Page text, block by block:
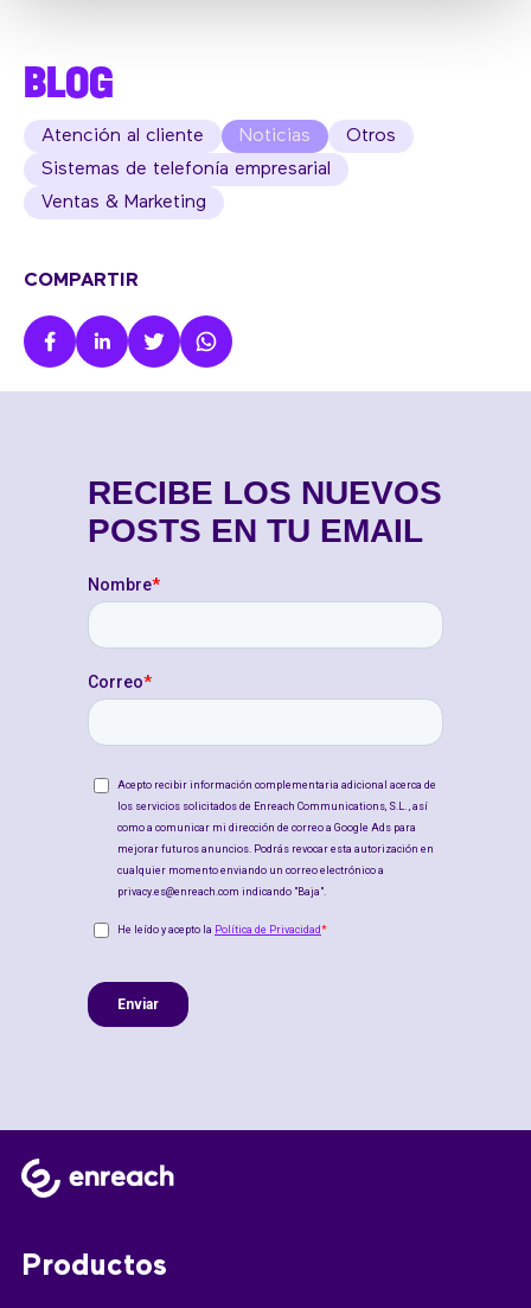
BLOG
Atención al cliente Noticias
Otros
Sistemas de telefonía empresarial
Ventas & Marketing
COMPARTIR
Productos